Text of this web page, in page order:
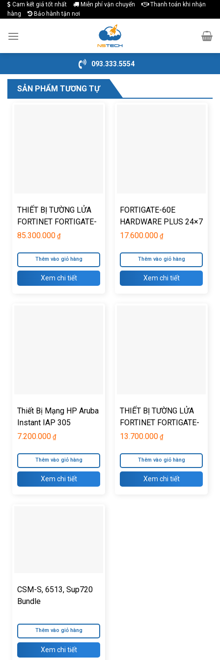
Skip
to
content
Cam kết giá tốt nhất Miễn phí vận chuyển
Thanh toán khi nhận
hàng
Bảo hành tận nơi
093.333.5554
SẢN PHẨM TƯƠNG TỰ
THIẾT BỊ TƯỜNG LỬA
FORTINET FORTIGATE-
200E
85.300.000 ₫
Thêm vào giỏ hàng
Xem chi tiết
FORTIGATE-60E
HARDWARE PLUS 24×7
FORTICARE BDL
17.600.000 ₫
Thêm vào giỏ hàng
Xem chi tiết
Thiết Bị Mạng HP Aruba
Instant IAP 305
Wireless Access Point
7.200.000 ₫
Thêm vào giỏ hàng
Xem chi tiết
THIẾT BỊ TƯỜNG LỬA
FORTINET FORTIGATE-
50E
13.700.000 ₫
Thêm vào giỏ hàng
Xem chi tiết
CSM-S, 6513, Sup720
Bundle
Thêm vào giỏ hàng
Xem chi tiết